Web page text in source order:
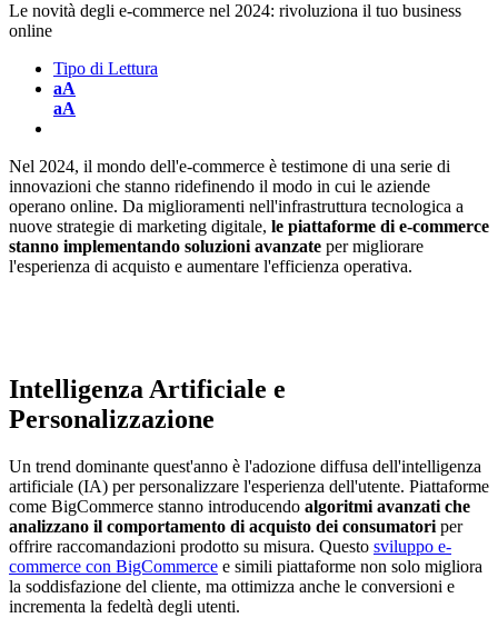
Le novità degli e-commerce nel 2024: rivoluziona il tuo business
online
Tipo di Lettura
aA
aA
Nel 2024, il mondo dell'e-commerce è testimone di una serie di
innovazioni che stanno ridefinendo il modo in cui le aziende
operano online. Da miglioramenti nell'infrastruttura tecnologica a
nuove strategie di marketing digitale, le piattaforme di e-commerce
stanno implementando soluzioni avanzate per migliorare
l'esperienza di acquisto e aumentare l'efficienza operativa.
Intelligenza Artificiale e
Personalizzazione
Un trend dominante quest'anno è l'adozione diffusa dell'intelligenza
artificiale (IA) per personalizzare l'esperienza dell'utente. Piattaforme
come BigCommerce stanno introducendo algoritmi avanzati che
analizzano il comportamento di acquisto dei consumatori per
offrire raccomandazioni prodotto su misura. Questo sviluppo e-
commerce con BigCommerce e simili piattaforme non solo migliora
la soddisfazione del cliente, ma ottimizza anche le conversioni e
incrementa la fedeltà degli utenti.